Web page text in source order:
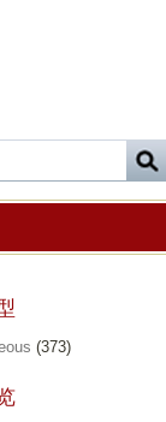
(373)